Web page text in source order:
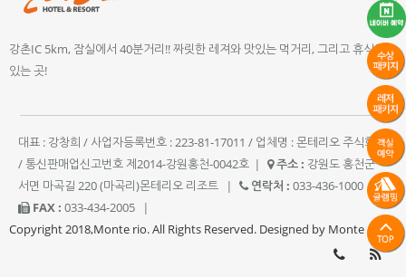
강촌IC 5km, 잠실에서 40분거리!! 짜릿한 레져와 맛있는 먹거리, 그리고 휴식이
있는 곳!
대표 : 강창희 / 사업자등록번호 : 223-81-17011 / 업체명 : 몬테리오 주식회사
/ 통신판매업신고번호 제2014-강원홍천-0042호 | 주소 : 강원도 홍천군
서면 마곡길 220 (마곡리)몬테리오 리조트
| 연락처 : 033-436-1000
|
FAX : 033-434-2005
|
Copyright 2018,Monte rio. All Rights Reserved. Designed by Monte rio.